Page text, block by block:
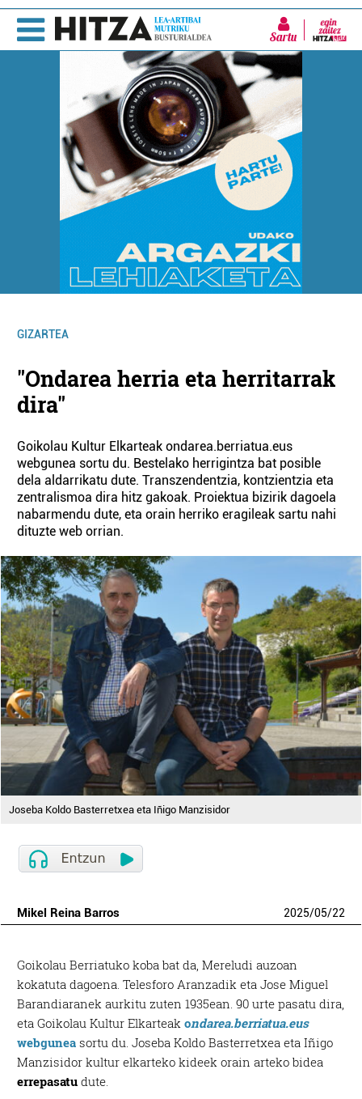
Sartu
GIZARTEA
"Ondarea herria eta herritarrak
dira"
Goikolau Kultur Elkarteak ondarea.berriatua.eus
webgunea sortu du. Bestelako herrigintza bat posible
dela aldarrikatu dute. Transzendentzia, kontzientzia eta
zentralismoa dira hitz gakoak. Proiektua bizirik dagoela
nabarmendu dute, eta orain herriko eragileak sartu nahi
dituzte web orrian.
Joseba Koldo Basterretxea eta Iñigo Manzisidor
Mikel Reina Barros 2025/05/22
Goikolau Berriatuko koba bat da, Mereludi auzoan
kokatuta dagoena. Telesforo Aranzadik eta Jose Miguel
Barandiaranek aurkitu zuten 1935ean. 90 urte pasatu dira,
eta Goikolau Kultur Elkarteakondarea.berriatua.eus
webgunea sortu du. Joseba Koldo Basterretxea eta Iñigo
Manzisidor kultur elkarteko kideek orain arteko bidea
errepasatu dute.